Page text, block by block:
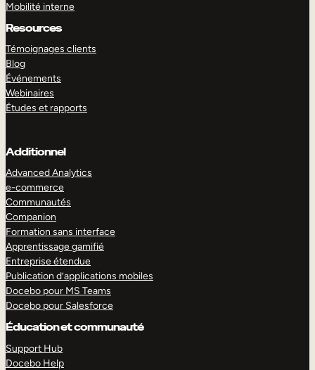
Mobilité interne
Resources
Témoignages clients
Blog
Événements
Webinaires
Études et rapports
Additionnel
Advanced Analytics
e-commerce
Communautés
Companion
Formation sans interface
Apprentissage gamifié
Entreprise étendue
Publication d’applications mobiles
Docebo pour MS Teams
Docebo pour Salesforce
Éducation et communauté
Support Hub
Docebo Help